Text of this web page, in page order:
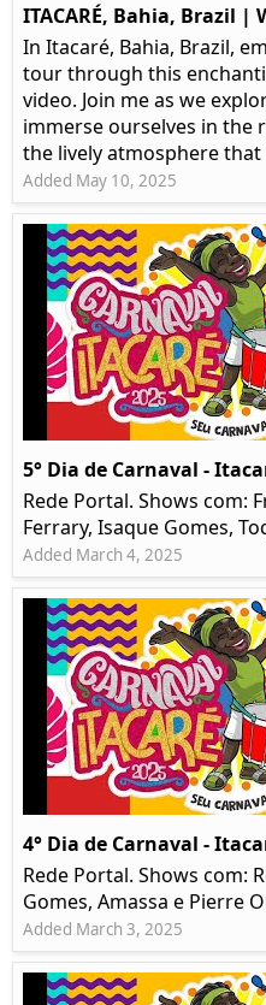
ITACARÉ, Bahia, Brazil
In Itacaré, Bahia, Brazil,
tour through this
video. Join me as we
immerse ourselves in the
the lively atmosphere that
Added May 10, 2025
5° Dia de Carnaval -
Rede Portal. Shows com:
Ferrary, Isaque Gomes,
Added March 4, 2025
4° Dia de Carnaval -
Rede Portal. Shows com:
Gomes, Amassa e Pierre
Added March 3, 2025